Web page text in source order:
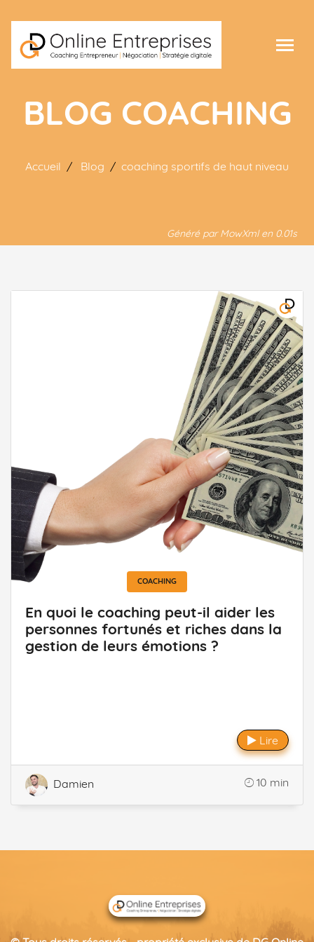
BLOG COACHING
Accueil Blog coaching sportifs de haut niveau
Généré par MowXml en 0.01s
COACHING
En quoi le coaching peut-il aider les
personnes fortunés et riches dans la
gestion de leurs émotions ?
Lire
Damien 10 min